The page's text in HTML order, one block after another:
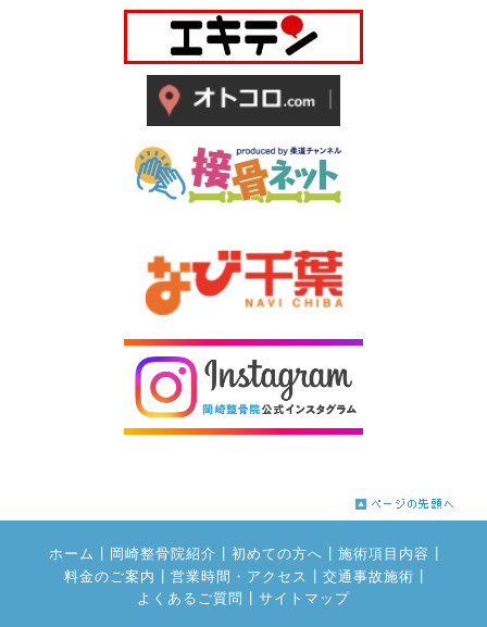
ホーム 岡崎整骨院紹介 初めての方へ 施術項目内容
料金のご案内
営業時間・アクセス 交通事故施術
よくあるご質問
サイトマップ